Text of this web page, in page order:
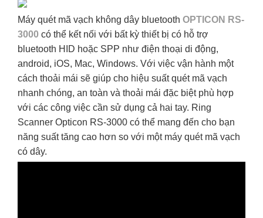
Máy quét mã vạch không dây bluetooth OPTICON RS-
3000 có thể kết nối với bất kỳ thiết bị có hỗ trợ
bluetooth HID hoặc SPP như điện thoại di động,
android, iOS, Mac, Windows. Với việc vận hành một
cách thoải mái sẽ giúp cho hiệu suất quét mã vạch
nhanh chóng, an toàn và thoải mái đặc biệt phù hợp
với các công việc cần sử dụng cả hai tay. Ring
Scanner Opticon RS-3000 có thể mang đến cho bạn
năng suất tăng cao hơn so với một máy quét mã vạch
có dây.